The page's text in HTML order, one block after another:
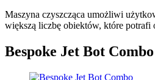
Maszyna czyszcząca umożliwi
większą liczbę obiektów, które
Bespoke Jet Bot